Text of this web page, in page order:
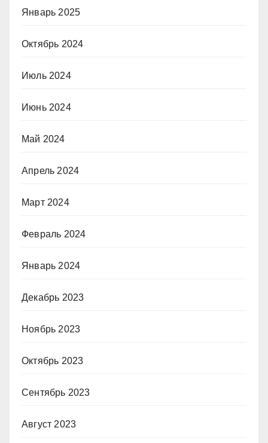
Январь 2025
Октябрь 2024
Июль 2024
Июнь 2024
Май 2024
Апрель 2024
Март 2024
Февраль 2024
Январь 2024
Декабрь 2023
Ноябрь 2023
Октябрь 2023
Сентябрь 2023
Август 2023